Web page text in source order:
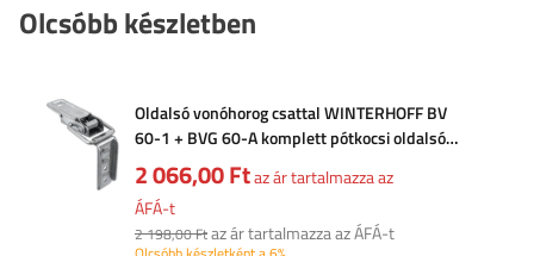
Olcsóbb készletben
Oldalsó vonóhorog csattal WINTERHOFF BV
60-1 + BVG 60-A komplett pótkocsi oldalsó
zárral
2 066,00 Ftaz ár tartalmazza az
ÁFÁ-t
2 198,00 Ftaz ár tartalmazza az ÁFÁ-t